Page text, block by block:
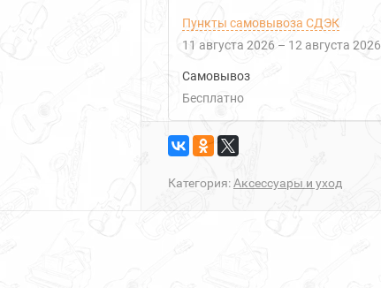
Пункты самовывоза СДЭК
11 августа 2026 – 12 августа 2026
Самовывоз
Бесплатно
Категория:Аксессуары и уход